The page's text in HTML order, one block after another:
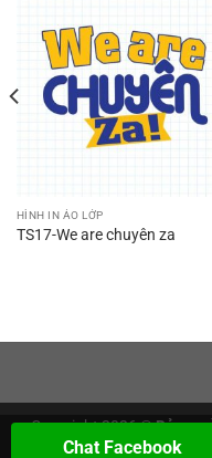
HÌNH IN ÁO LỚP
TS17-We are chuyên za
Copyright 2026 ©Bản
lòng không
Chat Facebook